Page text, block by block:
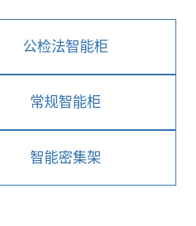
公检法智能柜
常规智能柜
智能密集架